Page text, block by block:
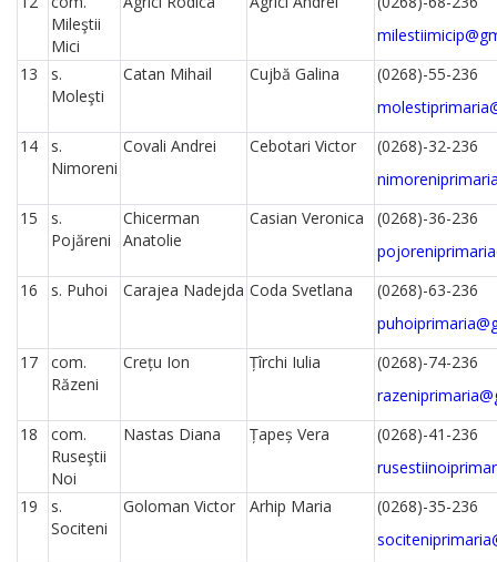
Mileştii
Mici
13
s.
Moleşti
Catan Mihail Cujbă Galina
(0268)-55-236
14
s.
Nimoreni
Covali Andrei Cebotari Victor
(0268)-32-236
15
s.
Pojăreni
Chicerman
Anatolie
Casian Veronica
(0268)-36-236
16
s. Puhoi Carajea Nadejda Coda Svetlana
(0268)-63-236
17
com.
Răzeni
Crețu Ion Țîrchi Iulia
(0268)-74-236
18
com.
Ruseştii
Noi
Nastas Diana Țapeș Vera
(0268)-41-236
19
s.
Sociteni
Goloman Victor Arhip Maria
(0268)-35-236